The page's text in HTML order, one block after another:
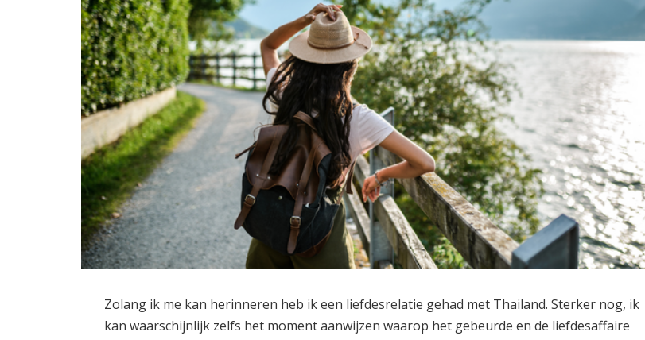
Zolang ik me kan herinneren heb ik een liefdesrelatie gehad met Thailand. Sterker nog, ik
kan waarschijnlijk zelfs het moment aanwijzen waarop het gebeurde en de liefdesaffaire